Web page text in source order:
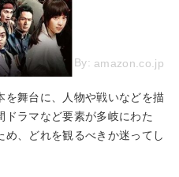
By: amazon.co.jp
を舞台に、人物や戦いなどを描
ドラマなど要素が多岐にわた
め、どれを観るべきか迷ってし